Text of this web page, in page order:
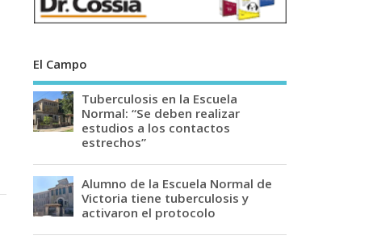
El Campo
Tuberculosis en la Escuela
Normal: “Se deben realizar
estudios a los contactos
estrechos”
Alumno de la Escuela Normal de
Victoria tiene tuberculosis y
activaron el protocolo